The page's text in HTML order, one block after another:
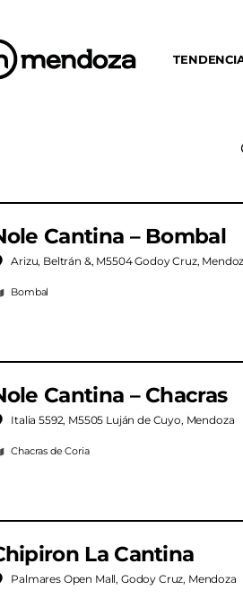
Cantina – Bombal
Arizu, Beltrán &, M5504 Godoy Cruz,
Bombal
Cantina – Chacras
Italia 5592, M5505 Luján de Cuyo, Mendoza
Chacras de Coria
La Cantina
Palmares Open Mall, Godoy Cruz, Mendoza